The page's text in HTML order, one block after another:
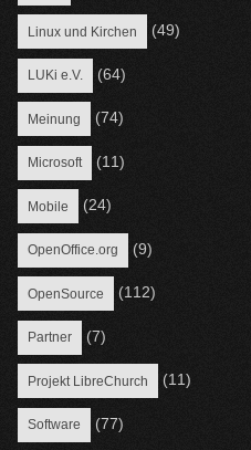
Linux und Kirchen (49)
LUKi e.V. (64)
Meinung (74)
Microsoft (11)
Mobile (24)
OpenOffice.org (9)
OpenSource (112)
Partner (7)
Projekt LibreChurch (11)
Software (77)